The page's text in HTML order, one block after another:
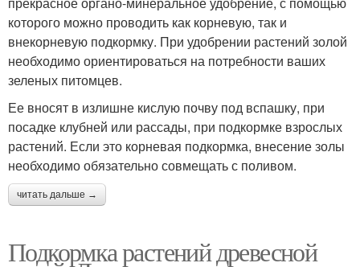
которого можно проводить как корневую, так и
внекорневую подкормку. При удобрении растений золой
необходимо ориентироваться на потребности ваших
зеленых питомцев.
Ее вносят в излишне кислую почву под вспашку, при
посадке клубней или рассады, при подкормке взрослых
растений. Если это корневая подкормка, внесение золы
необходимо обязательно совмещать с поливом.
читать дальше →
Подкормка растений древесной